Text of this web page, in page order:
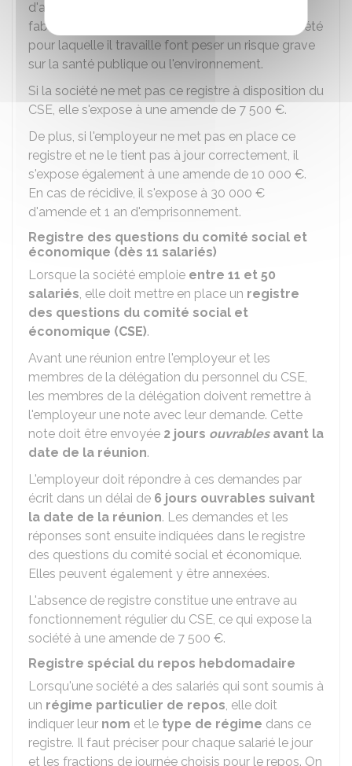
d'alerte estime que les produits ou procédés de
fabrication utilisés ou mis en œuvre dans la société
pour laquelle il travaille font peser un risque grave
sur la santé publique ou l'environnement.
Si la société ne met pas ce registre à disposition du
CSE, elle s'expose à une amende de 7 500 €.
De plus, si l'employeur ne met pas en place ce
registre et ne le tient pas à jour correctement, il
s'expose également à une amende de 10 000 €.
En cas de récidive, il s'expose à 30 000 €
d'amende et 1 an d'emprisonnement.
Registre des questions du comité social et
économique (dès 11 salariés)
Lorsque la société emploie entre 11 et 50
salariés, elle doit mettre en place un registre
des questions du comité social et
économique (CSE).
Avant une réunion entre l'employeur et les
membres de la délégation du personnel du CSE,
les membres de la délégation doivent remettre à
l'employeur une note avec leur demande. Cette
note doit être envoyée 2 jours ouvrablesavant la
date de la réunion.
L'employeur doit répondre à ces demandes par
écrit dans un délai de 6 jours ouvrables suivant
la date de la réunion. Les demandes et les
réponses sont ensuite indiquées dans le registre
des questions du comité social et économique.
Elles peuvent également y être annexées.
L'absence de registre constitue une entrave au
fonctionnement régulier du CSE, ce qui expose la
société à une amende de 7 500 €.
Registre spécial du repos hebdomadaire
Lorsqu'une société a des salariés qui sont soumis à
un régime particulier de repos, elle doit
indiquer leur nom et le type de régime dans ce
registre. Il faut préciser pour chaque salarié le jour
et les fractions de journée choisis pour le repos. On